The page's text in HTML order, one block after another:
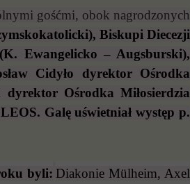
gośćmi, obok nagrodzonych
Biskupi Diecezji
Ewangelicko – Augsburski),
Cidyło dyrektor Ośrodka
Ośrodka Miłosierdzia
Galę uświetniał występ p.
byli: Diakonie Mülheim, Axel